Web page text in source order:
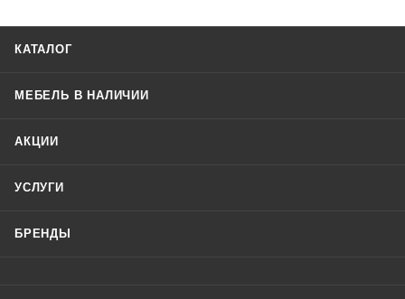
КАТАЛОГ
МЕБЕЛЬ В НАЛИЧИИ
АКЦИИ
УСЛУГИ
БРЕНДЫ